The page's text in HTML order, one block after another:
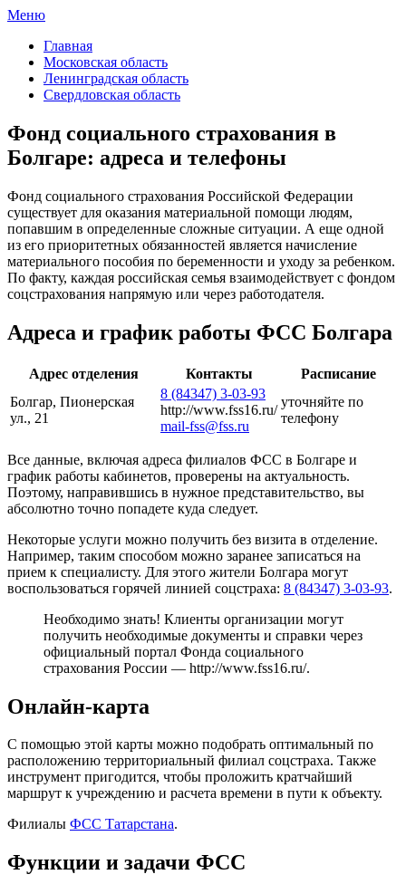
Меню
Главная
Московская область
Ленинградская область
Свердловская область
Фонд социального страхования в
Болгаре: адреса и телефоны
Фонд социального страхования Российской Федерации
существует для оказания материальной помощи людям,
попавшим в определенные сложные ситуации. А еще одной
из его приоритетных обязанностей является начисление
материального пособия по беременности и уходу за ребенком.
По факту, каждая российская семья взаимодействует с фондом
соцстрахования напрямую или через работодателя.
Адреса и график работы ФСС Болгара
Адрес отделения Контакты
Расписание
Болгар, Пионерская
ул., 21
8 (84347) 3-03-93
http://www.fss16.ru/
mail-fss@fss.ru
уточняйте по
телефону
Все данные, включая адреса филиалов ФСС в Болгаре и
график работы кабинетов, проверены на актуальность.
Поэтому, направившись в нужное представительство, вы
абсолютно точно попадете куда следует.
Некоторые услуги можно получить без визита в отделение.
Например, таким способом можно заранее записаться на
прием к специалисту. Для этого жители Болгара могут
воспользоваться горячей линией соцстраха: 8 (84347) 3-03-93.
Необходимо знать! Клиенты организации могут
получить необходимые документы и справки через
официальный портал Фонда социального
страхования России — http://www.fss16.ru/.
Онлайн-карта
С помощью этой карты можно подобрать оптимальный по
расположению территориальный филиал соцстраха. Также
инструмент пригодится, чтобы проложить кратчайший
маршрут к учреждению и расчета времени в пути к объекту.
Филиалы ФСС Татарстана.
Функции и задачи ФСС